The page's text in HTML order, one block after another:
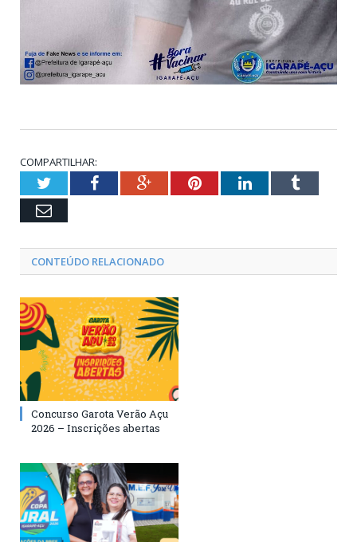
COMPARTILHAR:
TwitterFacebookGoogle+PinterestLinkedInTumblr
Email
CONTEÚDO RELACIONADO
Concurso Garota Verão Açu
2026 – Inscrições abertas